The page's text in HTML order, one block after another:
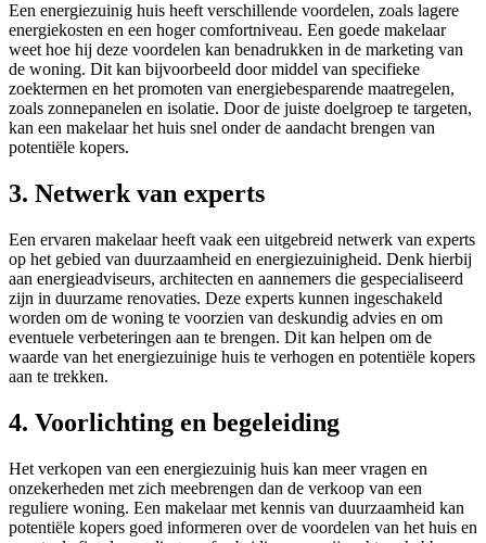
Een energiezuinig huis heeft verschillende voordelen, zoals lagere
energiekosten en een hoger comfortniveau. Een goede makelaar
weet hoe hij deze voordelen kan benadrukken in de marketing van
de woning. Dit kan bijvoorbeeld door middel van specifieke
zoektermen en het promoten van energiebesparende maatregelen,
zoals zonnepanelen en isolatie. Door de juiste doelgroep te targeten,
kan een makelaar het huis snel onder de aandacht brengen van
potentiële kopers.
3. Netwerk van experts
Een ervaren makelaar heeft vaak een uitgebreid netwerk van experts
op het gebied van duurzaamheid en energiezuinigheid. Denk hierbij
aan energieadviseurs, architecten en aannemers die gespecialiseerd
zijn in duurzame renovaties. Deze experts kunnen ingeschakeld
worden om de woning te voorzien van deskundig advies en om
eventuele verbeteringen aan te brengen. Dit kan helpen om de
waarde van het energiezuinige huis te verhogen en potentiële kopers
aan te trekken.
4. Voorlichting en begeleiding
Het verkopen van een energiezuinig huis kan meer vragen en
onzekerheden met zich meebrengen dan de verkoop van een
reguliere woning. Een makelaar met kennis van duurzaamheid kan
potentiële kopers goed informeren over de voordelen van het huis en